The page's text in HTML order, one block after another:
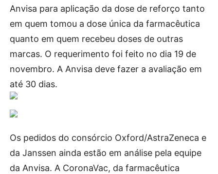
Anvisa para aplicação da dose de reforço tanto
em quem tomou a dose única da farmacêutica
quanto em quem recebeu doses de outras
marcas. O requerimento foi feito no dia 19 de
novembro. A Anvisa deve fazer a avaliação em
até 30 dias.
Os pedidos do consórcio Oxford/AstraZeneca e
da Janssen ainda estão em análise pela equipe
da Anvisa. A CoronaVac, da farmacêutica